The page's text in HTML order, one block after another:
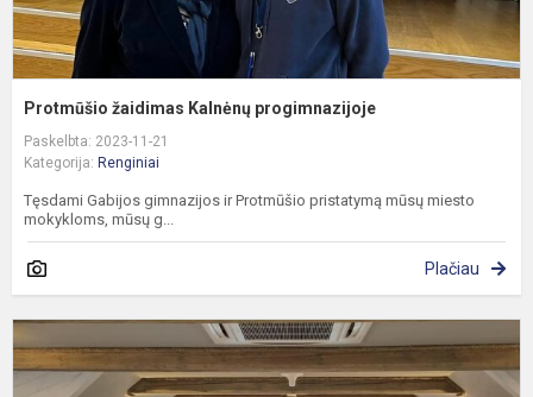
Protmūšio žaidimas Kalnėnų progimnazijoje
Paskelbta: 2023-11-21
Kategorija: Renginiai
Tęsdami Gabijos gimnazijos ir Protmūšio pristatymą mūsų miesto
mokykloms, mūsų g...
Plačiau